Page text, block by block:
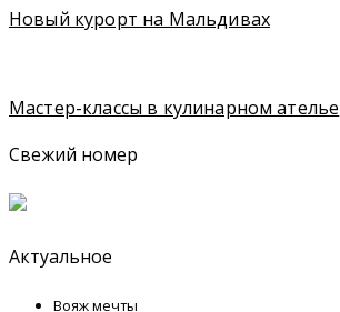
Новый курорт на Мальдивах
Мастер-классы в кулинарном ателье
Свежий номер
Актуальное
Вояж мечты